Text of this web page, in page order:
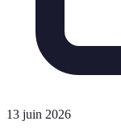
13 juin 2026